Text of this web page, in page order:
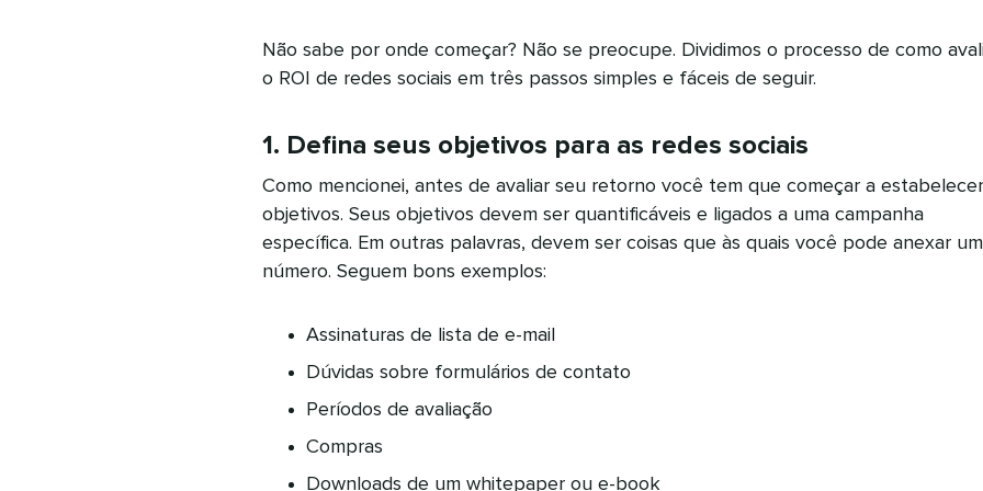
Não sabe por onde começar? Não se preocupe. Dividimos o processo de como
o ROI de redes sociais em três passos simples e fáceis de seguir.
1. Defina seus objetivos para as redes sociais
Como mencionei, antes de avaliar seu retorno você tem que começar a estabelecer
objetivos. Seus objetivos devem ser quantificáveis e ligados a uma campanha
específica. Em outras palavras, devem ser coisas que às quais você pode anexar um
número. Seguem bons exemplos:
Assinaturas de lista de e-mail
Dúvidas sobre formulários de contato
Períodos de avaliação
Compras
Downloads de um whitepaper ou e-book